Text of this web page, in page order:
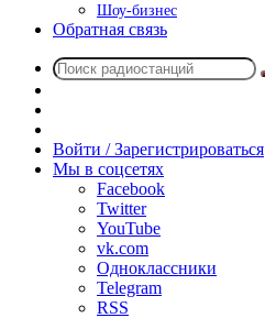
Шоу-бизнес
Обратная связь
радио
Войти / Зарегистрироваться
Мы в соцсетях
Facebook
Twitter
YouTube
vk.com
Одноклассники
Telegram
RSS